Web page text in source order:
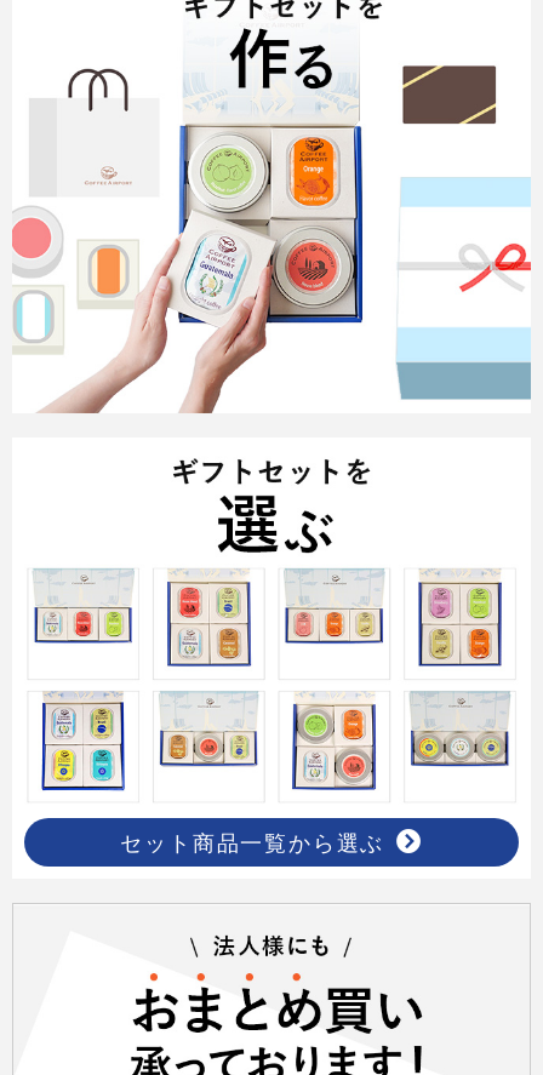
セット商品一覧から選ぶ